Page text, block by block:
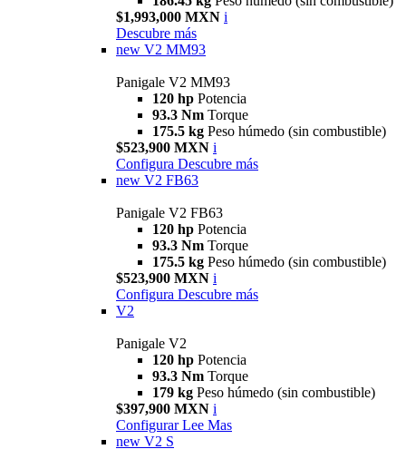
$1,993,000 MXN i
Descubre más
new V2 MM93
Panigale V2 MM93
120 hp Potencia
93.3 Nm Torque
175.5 kg Peso húmedo (sin combustible)
$523,900 MXN i
Configura Descubre más
new V2 FB63
Panigale V2 FB63
120 hp Potencia
93.3 Nm Torque
175.5 kg Peso húmedo (sin combustible)
$523,900 MXN i
Configura Descubre más
V2
Panigale V2
120 hp Potencia
93.3 Nm Torque
179 kg Peso húmedo (sin combustible)
$397,900 MXN i
Configurar Lee Mas
new V2 S